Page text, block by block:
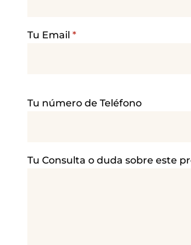
Tu Email *
o
a
Tu número de Teléfono
Tu Consulta o duda sobre este